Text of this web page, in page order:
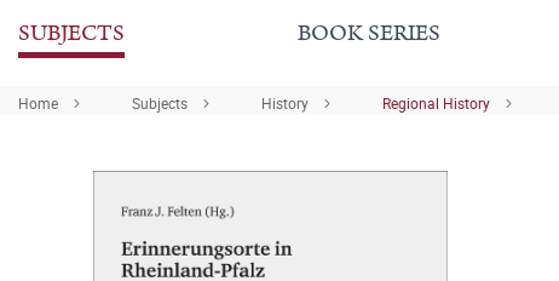
SUBJECTS BOOK SERIES
Home Subjects History Regional History